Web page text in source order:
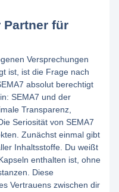
Partner für
Versprechungen
ist, ist die Frage nach
absolut berechtigt
SEMA7 und der
Transparenz,
Seriosität von SEMA7
Zunächst einmal gibt
Inhaltsstoffe. Du weißt
enthalten ist, ohne
Diese
Vertrauens zwischen dir